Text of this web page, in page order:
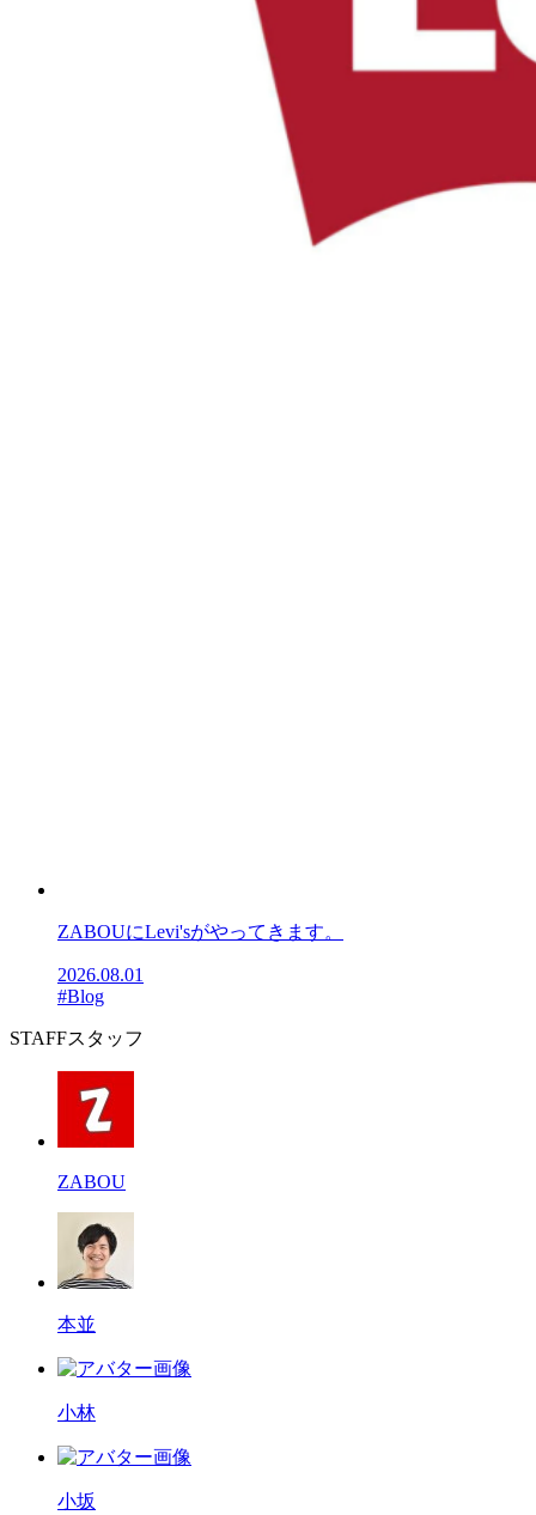
ZABOUにLevi'sがやってきます。
2026.08.01
#Blog
STAFFスタッフ
ZABOU
本並
小林
小坂